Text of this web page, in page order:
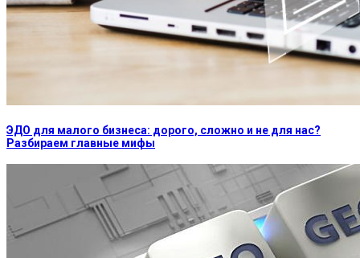
ЭДО для малого бизнеса: дорого, сложно и не для нас?
Разбираем главные мифы